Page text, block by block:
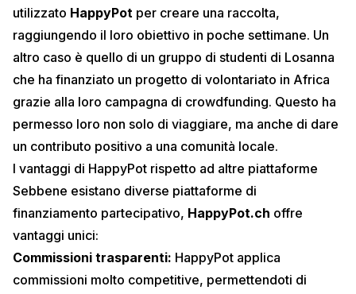
utilizzato HappyPot per creare una raccolta,
raggiungendo il loro obiettivo in poche settimane. Un
altro caso è quello di un gruppo di studenti di Losanna
che ha finanziato un progetto di volontariato in Africa
grazie alla loro campagna di crowdfunding. Questo ha
permesso loro non solo di viaggiare, ma anche di dare
un contributo positivo a una comunità locale.
I vantaggi di HappyPot rispetto ad altre piattaforme
Sebbene esistano diverse piattaforme di
finanziamento partecipativo, HappyPot.ch offre
vantaggi unici:
Commissioni trasparenti: HappyPot applica
commissioni molto competitive, permettendoti di